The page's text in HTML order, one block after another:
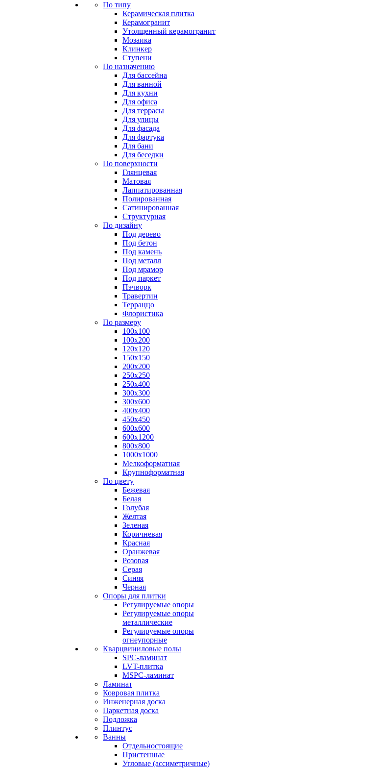
По типу
Керамическая плитка
Керамогранит
Утолщенный керамогранит
Мозаика
Клинкер
Ступени
По назначению
Для бассейна
Для ванной
Для кухни
Для офиса
Для террасы
Для улицы
Для фасада
Для фартука
Для бани
Для беседки
По поверхности
Глянцевая
Матовая
Лаппатированная
Полированная
Сатинированная
Структурная
По дизайну
Под дерево
Под бетон
Под камень
Под металл
Под мрамор
Под паркет
Пэчворк
Травертин
Терраццо
Флористика
По размеру
100х100
100х200
120х120
150х150
200х200
250х250
250х400
300х300
300х600
400х400
450х450
600х600
600х1200
800х800
1000х1000
Мелкоформатная
Крупноформатная
По цвету
Бежевая
Белая
Голубая
Желтая
Зеленая
Коричневая
Красная
Оранжевая
Розовая
Серая
Синяя
Черная
Опоры для плитки
Регулируемые опоры
Регулируемые опоры
металлические
Регулируемые опоры
огнеупорные
Кварцвиниловые полы
SPC-ламинат
LVT-плитка
MSPC-ламинат
Ламинат
Ковровая плитка
Инженерная доска
Паркетная доска
Подложка
Плинтус
Ванны
Отдельностоящие
Пристенные
Угловые (ассиметричные)